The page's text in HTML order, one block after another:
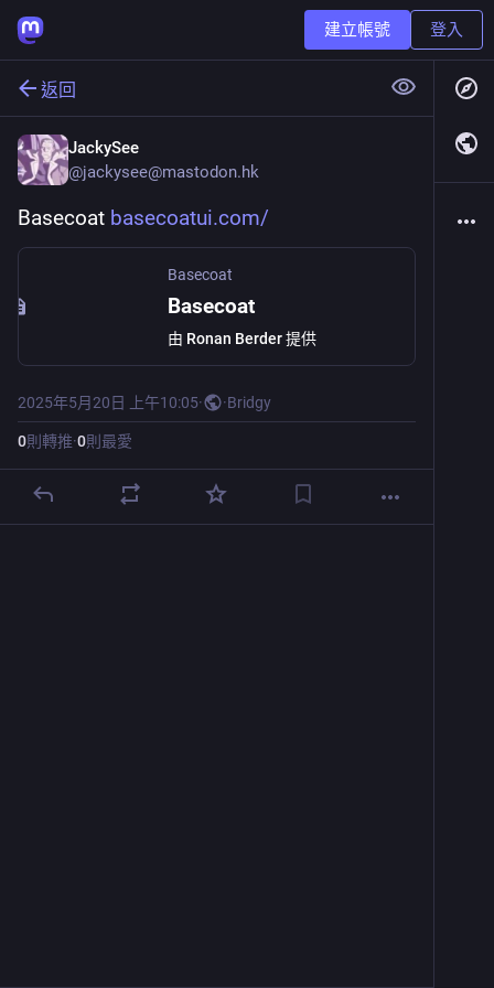
建立帳號 登入
返回
JackySee
@jackysee@mastodon.hk
Basecoat basecoatui.com/
Basecoat
Basecoat
由 Ronan Berder提供
2025年5月20日 上午10:05· ·Bridgy
0則轉推·0則最愛